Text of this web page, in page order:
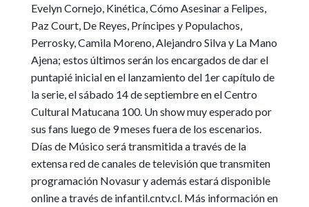
Evelyn Cornejo, Kinética, Cómo Asesinar a Felipes,
Paz Court, De Reyes, Príncipes y Populachos,
Perrosky, Camila Moreno, Alejandro Silva y La Mano
Ajena; estos últimos serán los encargados de dar el
puntapié inicial en el lanzamiento del 1er capítulo de
la serie, el sábado 14 de septiembre en el Centro
Cultural Matucana 100. Un show muy esperado por
sus fans luego de 9 meses fuera de los escenarios.
Días de Músico será transmitida a través de la
extensa red de canales de televisión que transmiten
programación Novasur y además estará disponible
online a través de infantil.cntv.cl. Más información en